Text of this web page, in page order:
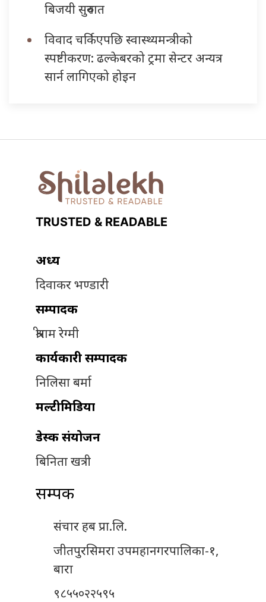
बिजयी सुरुवात
विवाद चर्किएपछि स्वास्थ्यमन्त्रीको
स्पष्टीकरण: ढल्केबरको ट्रमा सेन्टर अन्यत्र
सार्न लागिएको होइन
TRUSTED & READABLE
अध्यक्ष
दिवाकर भण्डारी
सम्पादक
श्रीराम रेग्मी
कार्यकारी सम्पादक
निलिसा बर्मा
मल्टीमिडिया
डेस्क संयोजन
बिनिता खत्री
सम्पर्क
संचार हब प्रा.लि.
जीतपुरसिमरा उपमहानगरपालिका-१,
बारा
९८५५०२२५९५